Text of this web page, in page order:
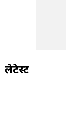
लेटेस्ट